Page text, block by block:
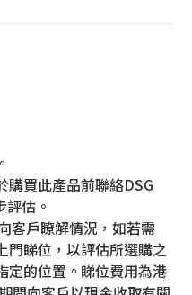
購買此產品前聯絡DSG
估。
客戶瞭解情況，如若需
門睇位，以評估所選購之
定的位置。睇位費用為港